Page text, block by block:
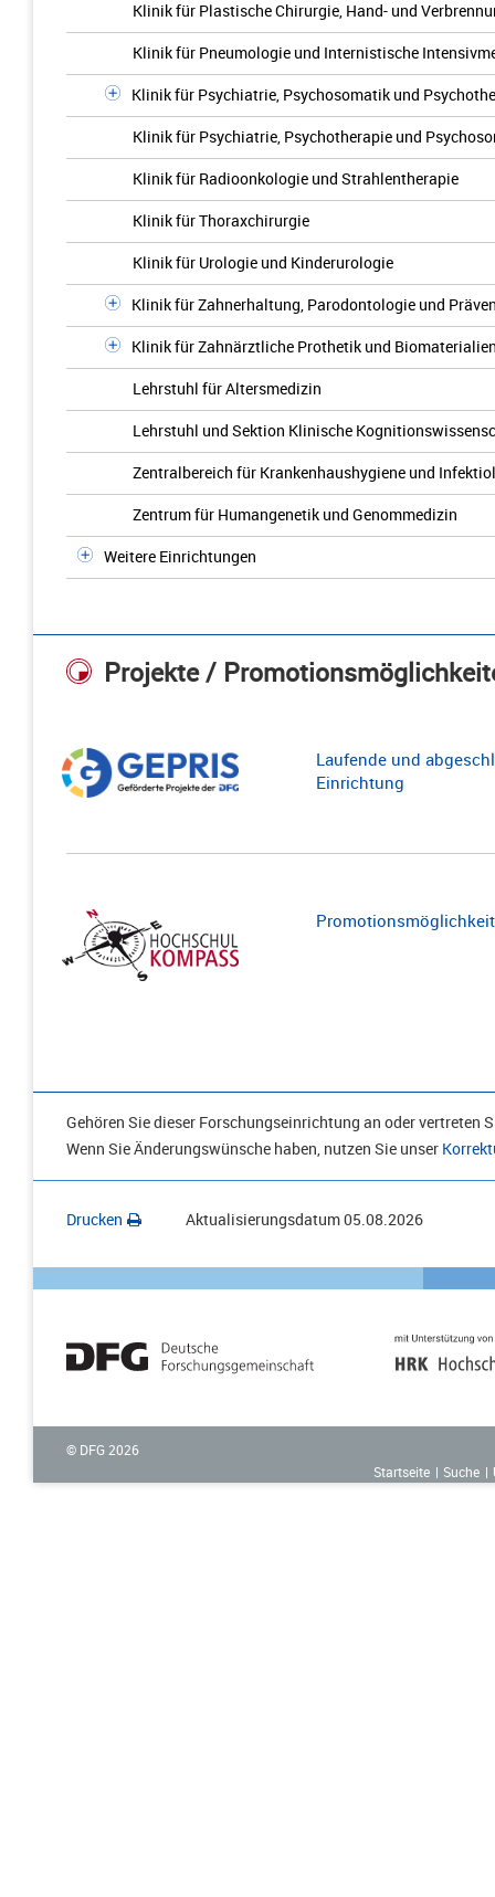
Klinik für Plastische Chirurgie, Hand- und
Klinik für Pneumologie und Internistische
Klinik für Psychiatrie, Psychosomatik und
Klinik für Psychiatrie, Psychotherapie und
Klinik für Radioonkologie und Strahlentherapie
Klinik für Thoraxchirurgie
Klinik für Urologie und Kinderurologie
Klinik für Zahnerhaltung, Parodontologie und
Klinik für Zahnärztliche Prothetik und
Lehrstuhl für Altersmedizin
Lehrstuhl und Sektion Klinische
Zentralbereich für Krankenhaushygiene und
Zentrum für Humangenetik und Genommedizin
Weitere Einrichtungen
Projekte /
Laufende und
Einrichtung
Gehören Sie dieser Forschungseinrichtung an oder vertreten
Wenn Sie Änderungswünsche haben, nutzen Sie unser
Drucken Aktualisierungsdatum05.08.2026
© DFG 2026
Startseite
Suche